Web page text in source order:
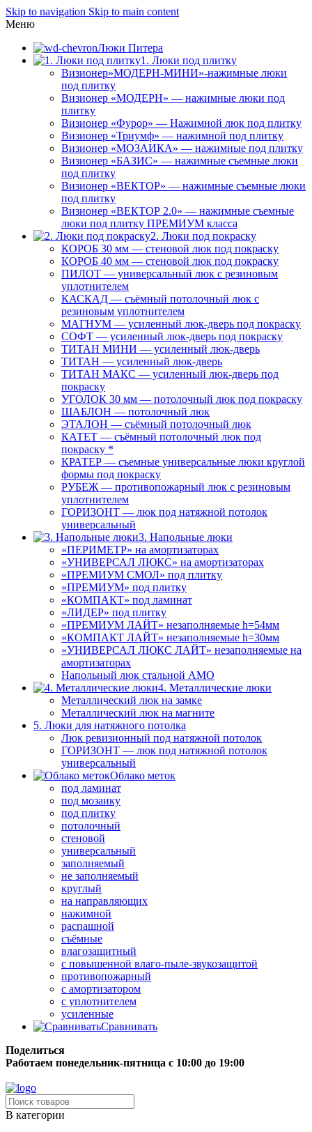
Skip to navigation Skip to main content
Меню
Люки Питера
1. Люки под плитку
Визионер»МОДЕРН-МИНИ»-нажимные люки
под плитку
Визионер «МОДЕРН» — нажимные люки под
плитку
Визионер «Фурор» — Нажимной люк под плитку
Визионер «Триумф» — нажимной под плитку
Визионер «МОЗАИКА» — нажимные под плитку
Визионер «БАЗИС» — нажимные съемные люки
под плитку
Визионер «ВЕКТОР» — нажимные съемные люки
под плитку
Визионер «ВЕКТОР 2.0» — нажимные съемные
люки под плитку ПРЕМИУМ класса
2. Люки под покраску
КОРОБ 30 мм — стеновой люк под покраску
КОРОБ 40 мм — стеновой люк под покраску
ПИЛОТ — универсальный люк с резиновым
уплотнителем
КАСКАД — съёмный потолочный люк с
резиновым уплотнителем
МАГНУМ — усиленный люк-дверь под покраску
СОФТ — усиленный люк-дверь под покраску
ТИТАН МИНИ — усиленный люк-дверь
ТИТАН — усиленный люк-дверь
ТИТАН МАКС — усиленный люк-дверь под
покраску
УГОЛОК 30 мм — потолочный люк под покраску
ШАБЛОН — потолочный люк
ЭТАЛОН — съёмный потолочный люк
КАТЕТ — съёмный потолочный люк под
покраску *
КРАТЕР — съемные универсальные люки круглой
формы под покраску
РУБЕЖ — противопожарный люк с резиновым
уплотнителем
ГОРИЗОНТ — люк под натяжной потолок
универсальный
3. Напольные люки
«ПЕРИМЕТР» на амортизаторах
«УНИВЕРСАЛ ЛЮКС» на амортизаторах
«ПРЕМИУМ СМОЛ» под плитку
«ПРЕМИУМ» под плитку
«КОМПАКТ» под ламинат
«ЛИДЕР» под плитку
«ПРЕМИУМ ЛАЙТ» незаполняемые h=54мм
«КОМПАКТ ЛАЙТ» незаполняемые h=30мм
«УНИВЕРСАЛ ЛЮКС ЛАЙТ» незаполняемые на
амортизаторах
Напольный люк стальной АМО
4. Металлические люки
Металлический люк на замке
Металлический люк на магните
5. Люки для натяжного потолка
Люк ревизионный под натяжной потолок
ГОРИЗОНТ — люк под натяжной потолок
универсальный
Облако меток
под ламинат
под мозаику
под плитку
потолочный
стеновой
универсальный
заполняемый
не заполняемый
круглый
на направляющих
нажимной
распашной
съёмные
влагозащитный
с повышенной влаго-пыле-звукозащитой
противопожарный
с амортизатором
с уплотнителем
усиленные
Сравнивать
Поделиться
Работаем понедельник-пятница с 10:00 до 19:00
В категории